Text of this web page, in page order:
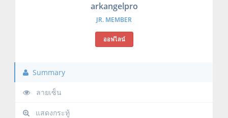
arkangelpro
JR. MEMBER
ออฟไลน์
Summary
ลายเซ็น
แสดงกระทู้